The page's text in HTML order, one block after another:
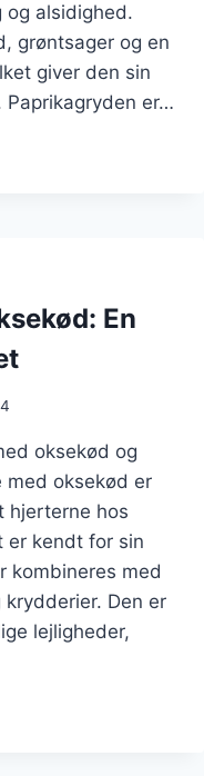
og alsidighed.
grøntsager og en
giver den sin
Paprikagryden er…
En
oksekød og
med oksekød er
hjerterne hos
er kendt for sin
kombineres med
Den er
lejligheder,